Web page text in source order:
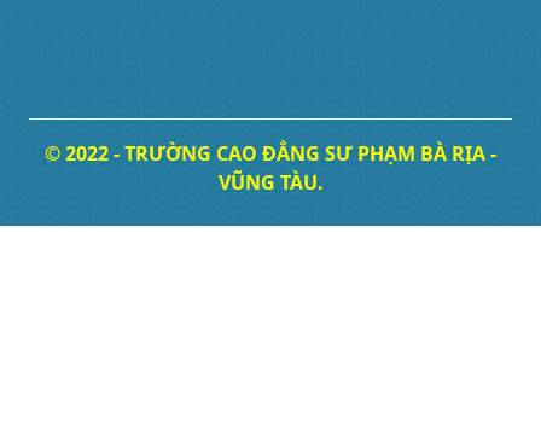
© 2022 - TRƯỜNG CAO ĐẲNG SƯ PHẠM BÀ RỊA -
VŨNG TÀU.